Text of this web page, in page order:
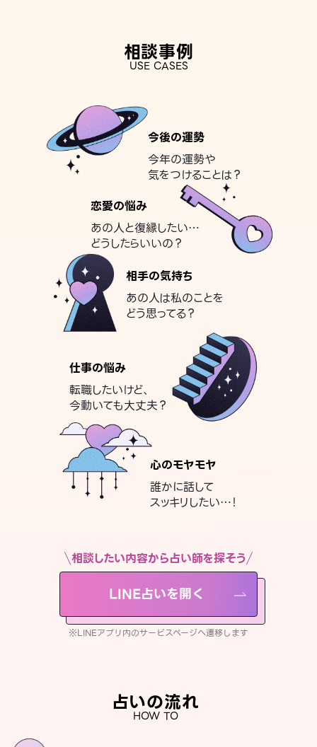
相談事例
USE CASES
今後の運勢
今年の運勢や
気をつけることは？
恋愛の悩み
あの人と復縁したい…
どうしたらいいの？
相手の気持ち
あの人は私のことを
どう思ってる？
仕事の悩み
転職したいけど、
今動いても大丈夫？
心のモヤモヤ
誰かに話して
スッキリしたい…！
相談したい内容から占い師を探そう
LINE占いを開く
※LINEアプリ内のサービスページへ遷移します
占いの流れ
HOW TO